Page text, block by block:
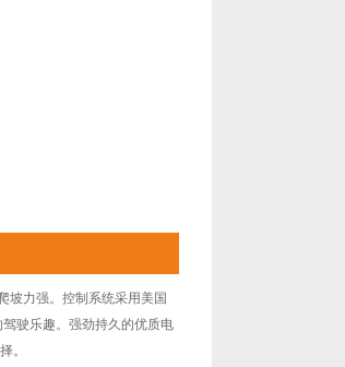
坡力强。控制系统采用美国
驶乐趣。强劲持久的优质电
。